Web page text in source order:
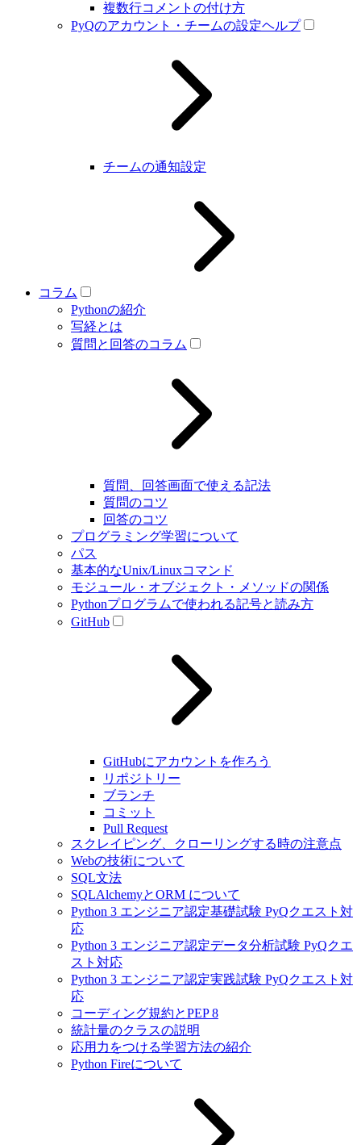
複数行コメントの付け方
PyQのアカウント・チームの設定ヘルプ
チームの通知設定
コラム
Pythonの紹介
写経とは
質問と回答のコラム
質問、回答画面で使える記法
質問のコツ
回答のコツ
プログラミング学習について
パス
基本的なUnix/Linuxコマンド
モジュール・オブジェクト・メソッドの関係
Pythonプログラムで使われる記号と読み方
GitHub
GitHubにアカウントを作ろう
リポジトリー
ブランチ
コミット
Pull Request
スクレイピング、クローリングする時の注意点
Webの技術について
SQL文法
SQLAlchemyとORM について
Python 3 エンジニア認定基礎試験 PyQクエスト対
応
Python 3 エンジニア認定データ分析試験 PyQクエ
スト対応
Python 3 エンジニア認定実践試験 PyQクエスト対
応
コーディング規約とPEP 8
統計量のクラスの説明
応用力をつける学習方法の紹介
Python Fireについて